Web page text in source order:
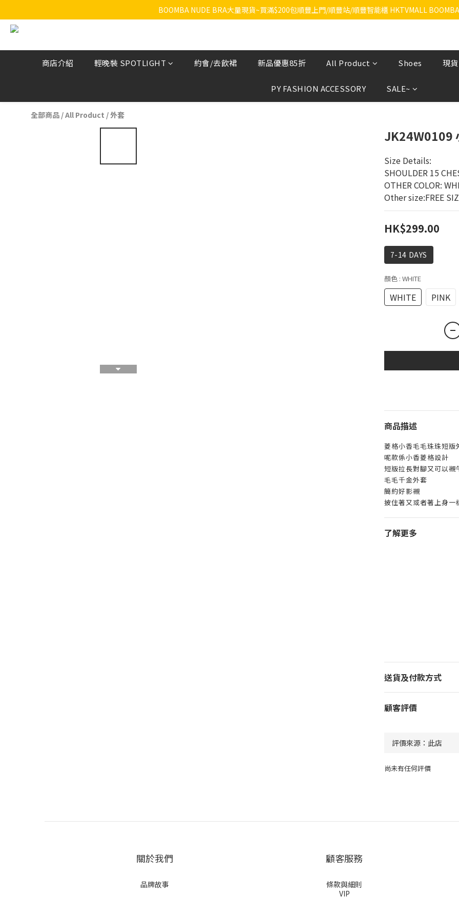
BOOMBA NUDE BRA大量現貨~買滿$200包順豐上門/順豐站/順豐智能櫃 HKTVMALL
商店介紹 輕晚裝 SPOTLIGHT 約會/去飲裙 新品優惠85折 All Product Shoes 現
PY FASHION ACCESSORY SALE~
全部商品 /All Product / 外套
JK24W0109
Size Details:
SHOULDER 15
OTHER COLOR:
Other size:FREE
HK$299.00
7-14 DAYS
顏色 : WHITE
WHITE PINK
商品描述
菱格小香毛毛珠珠短版
呢款係小香菱格設計
短版拉長對腳又可以襯
毛毛千金外套
簡約好影襯
披住著又或者著上身一
了解更多
送貨及付款方式
顧客評價
尚未有任何評價
關於我們
品牌故事
顧客服務
條款與細則
VIP